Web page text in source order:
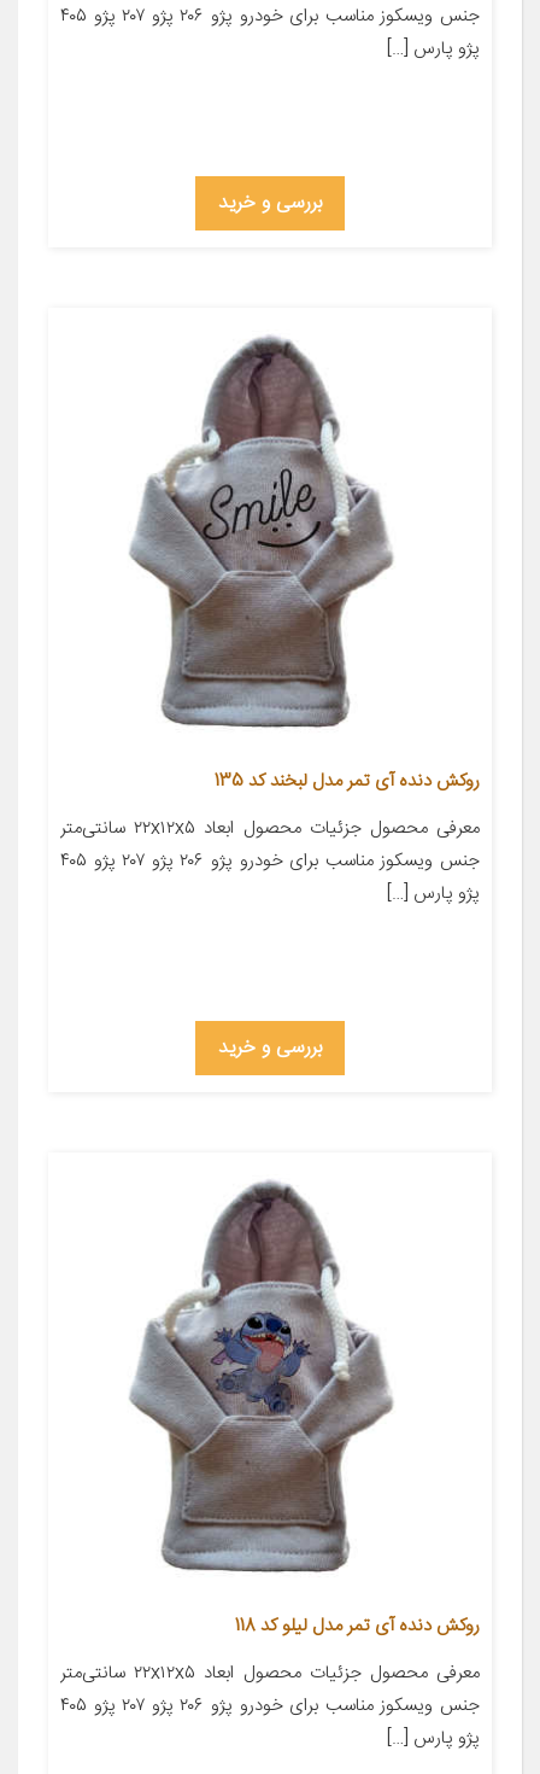
جنس ویسکوز مناسب برای خودرو پژو ۲۰۶ پژو ۲۰۷ پژو ۴۰۵
پژو پارس […]
بررسی و خرید
روکش دنده آی تمر مدل لبخند کد 135
معرفی محصول جزئیات محصول ابعاد ۲۲x۱۲x۵ سانتی‌متر
جنس ویسکوز مناسب برای خودرو پژو ۲۰۶ پژو ۲۰۷ پژو ۴۰۵
پژو پارس […]
بررسی و خرید
روکش دنده آی تمر مدل لیلو کد 118
معرفی محصول جزئیات محصول ابعاد ۲۲x۱۲x۵ سانتی‌متر
جنس ویسکوز مناسب برای خودرو پژو ۲۰۶ پژو ۲۰۷ پژو ۴۰۵
پژو پارس […]